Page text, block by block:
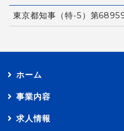
東京都知事（特-5）第
ホーム
事業内容
求人情報